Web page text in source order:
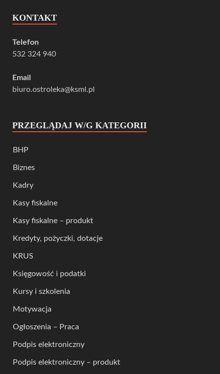
KONTAKT
Telefon
532 324 940
Email
biuro.ostroleka@ksml.pl
PRZEGLĄDAJ W/G KATEGORII
BHP
Biznes
Kadry
Kasy fiskalne
Kasy fiskalne – produkt
Kredyty, pożyczki, dotacje
KRUS
Księgowość i podatki
Kursy i szkolenia
Motywacja
Ogłoszenia – Praca
Podpis elektroniczny
Podpis elektroniczny – produkt